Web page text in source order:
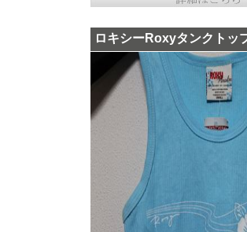
ロキシーRoxyタンクトッ